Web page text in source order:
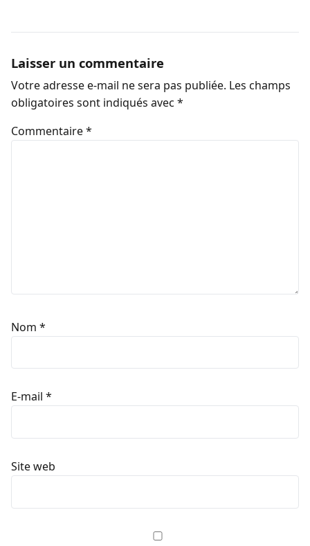
Laisser un commentaire
Votre adresse e-mail ne sera pas publiée. Les champs
obligatoires sont indiqués avec *
Commentaire*
Nom *
E-mail *
Site web